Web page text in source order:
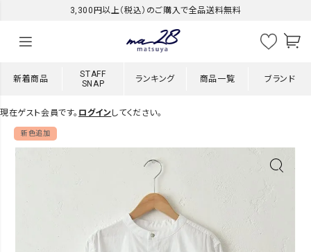
3,300円以上（税込）のご購入で全品送料無料
新着商品
STAFF
SNAP
ランキング 商品一覧 ブランド
現在ゲスト会員です。 ログインしてください。
新色追加